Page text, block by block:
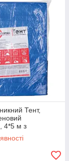
Тент,
4*5 м з
AB-